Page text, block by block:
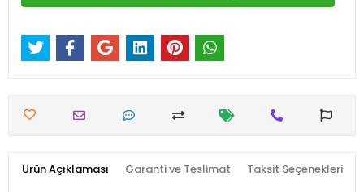
Ürün Açıklaması Garanti ve Teslimat Taksit Seçenekleri